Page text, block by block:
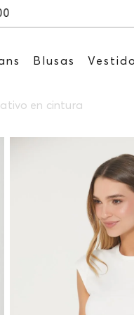
Blusas
en cintura